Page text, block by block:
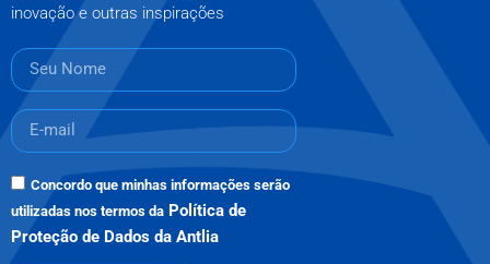
inovação e outras inspirações
Concordo que minhas informações serão
utilizadas nos termos da Política de
Proteção de Dados da Antlia